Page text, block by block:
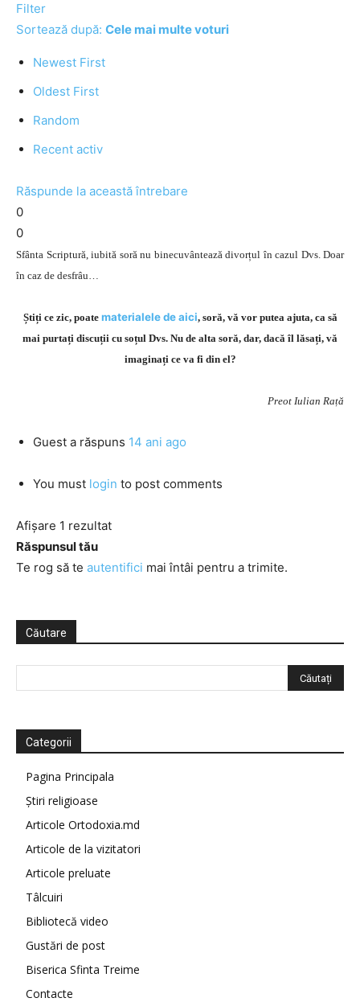
Filter
Sortează după: Cele mai multe voturi
Newest First
Oldest First
Random
Recent activ
Răspunde la această întrebare
0
0
Sfânta Scriptură, iubită soră nu binecuvântează divorțul în cazul Dvs. Doar
în caz de desfrâu…
Știți ce zic, poate materialele de aici, soră, vă vor putea ajuta, ca să
mai purtați discuții cu soțul Dvs. Nu de alta soră, dar, dacă îl lăsați, vă
imaginați ce va fi din el?
Preot Iulian Rață
Guest a răspuns 14 ani ago
You must login to post comments
Afișare 1 rezultat
Răspunsul tău
Te rog să te autentifici mai întâi pentru a trimite.
Căutare
Categorii
Pagina Principala
Știri religioase
Articole Ortodoxia.md
Articole de la vizitatori
Articole preluate
Tâlcuiri
Bibliotecă video
Gustări de post
Biserica Sfinta Treime
Contacte